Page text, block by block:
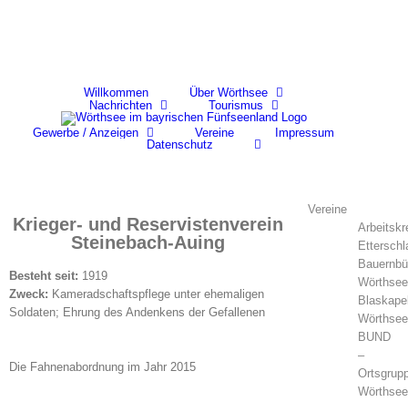
Willkommen
Über Wörthsee
Nachrichten
Tourismus
Gewerbe / Anzeigen Vereine
Impressum
Datenschutz
Krieger- und Reservistenverein
Steinebach-Auing
Besteht seit: 1919
Zweck: Kameradschaftspflege unter ehemaligen
Soldaten; Ehrung des Andenkens der Gefallenen
Die Fahnenabordnung im Jahr 2015
Vereine
Wörthsee
Wörthsee
BUND
–
Wörthsee